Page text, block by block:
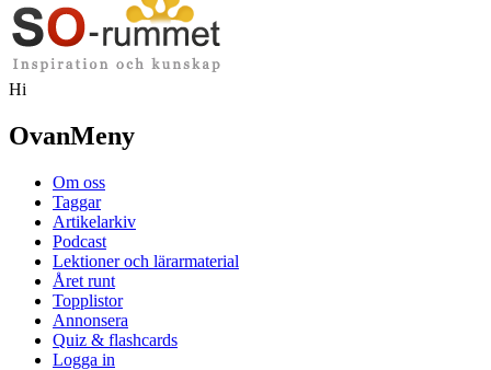
Hi
OvanMeny
Om oss
Taggar
Artikelarkiv
Podcast
Lektioner och lärarmaterial
Året runt
Topplistor
Annonsera
Quiz & flashcards
Logga in